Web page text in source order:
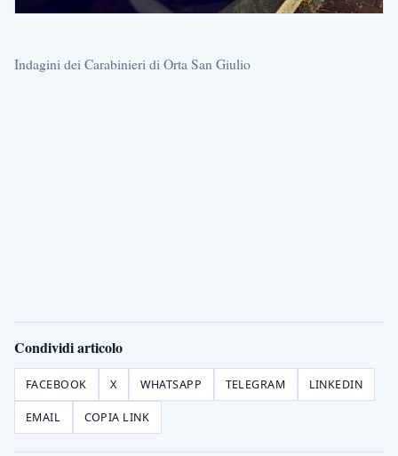
Indagini dei Carabinieri di Orta San Giulio
Condividi articolo
FACEBOOK X WHATSAPP TELEGRAM LINKEDIN
EMAIL COPIA LINK